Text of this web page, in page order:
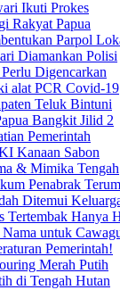
Ikuti Prokes
Rakyat Papua
Parpol
Diamankan Polisi
Digencarkan
alat PCR Covid-19
Teluk Bintuni
Bangkit Jilid 2
Pemerintah
Kanaan Sabon
& Mimika Tengah
Penabrak
Ditemui
Tertembak Hanya
untuk
Pemerintah!
Merah Putih
di Tengah Hutan